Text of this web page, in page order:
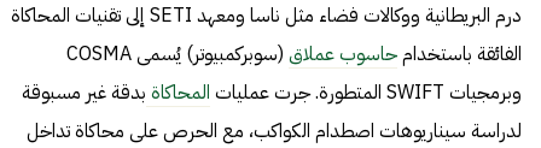
درم البريطانية ووكالات فضاء مثل ناسا ومعهد SETI إلى تقنيات المحاكاة
الفائقة باستخدامحاسوب عملاق
(سوبركمبيوتر) يُسمى COSMA
وبرمجيات SWIFT المتطورة. جرت عمليات
المحاكاة بدقة غير مسبوقة
لدراسة سيناريوهات اصطدام الكواكب، مع الحرص على محاكاة تداخل